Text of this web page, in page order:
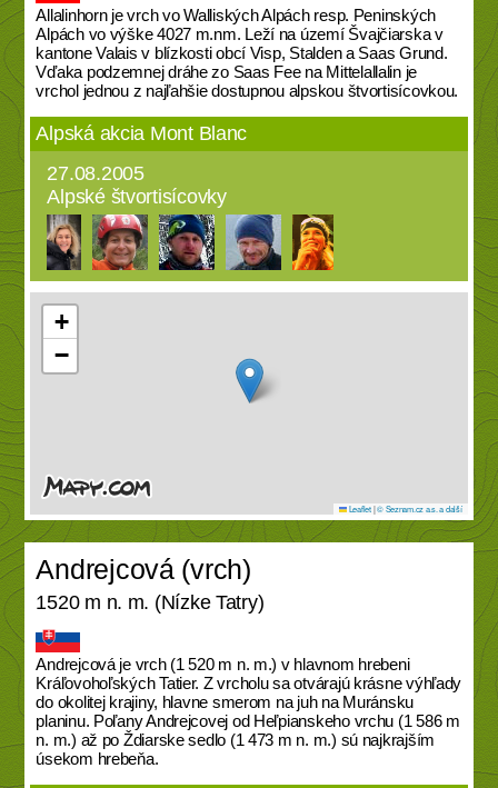
Allalinhorn je vrch vo Walliských Alpách resp. Peninských
Alpách vo výške 4027 m.nm. Leží na území Švajčiarska v
kantone Valais v blízkosti obcí Visp, Stalden a Saas Grund.
Vďaka podzemnej dráhe zo Saas Fee na Mittelallalin je
vrchol jednou z najľahšie dostupnou alpskou štvortisícovkou.
Alpská akcia Mont Blanc
27.08.2005
Alpské štvortisícovky
+
−
Leaflet|© Seznam.cz a.s. a další
Andrejcová (vrch)
1520 m n. m. (Nízke Tatry)
Andrejcová je vrch (1 520 m n. m.) v hlavnom hrebeni
Kráľovohoľských Tatier. Z vrcholu sa otvárajú krásne výhľady
do okolitej krajiny, hlavne smerom na juh na Muránsku
planinu. Poľany Andrejcovej od Heľpianskeho vrchu (1 586 m
n. m.) až po Ždiarske sedlo (1 473 m n. m.) sú najkrajším
úsekom hrebeňa.